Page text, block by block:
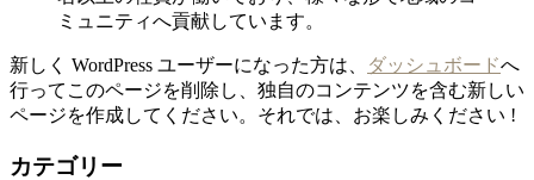
ミュニティへ貢献しています。
新しく WordPress ユーザーになった方は、 ダッシュボードへ
行ってこのページを削除し、独自のコンテンツを含む新しい
ページを作成してください。それでは、お楽しみください !
カテゴリー